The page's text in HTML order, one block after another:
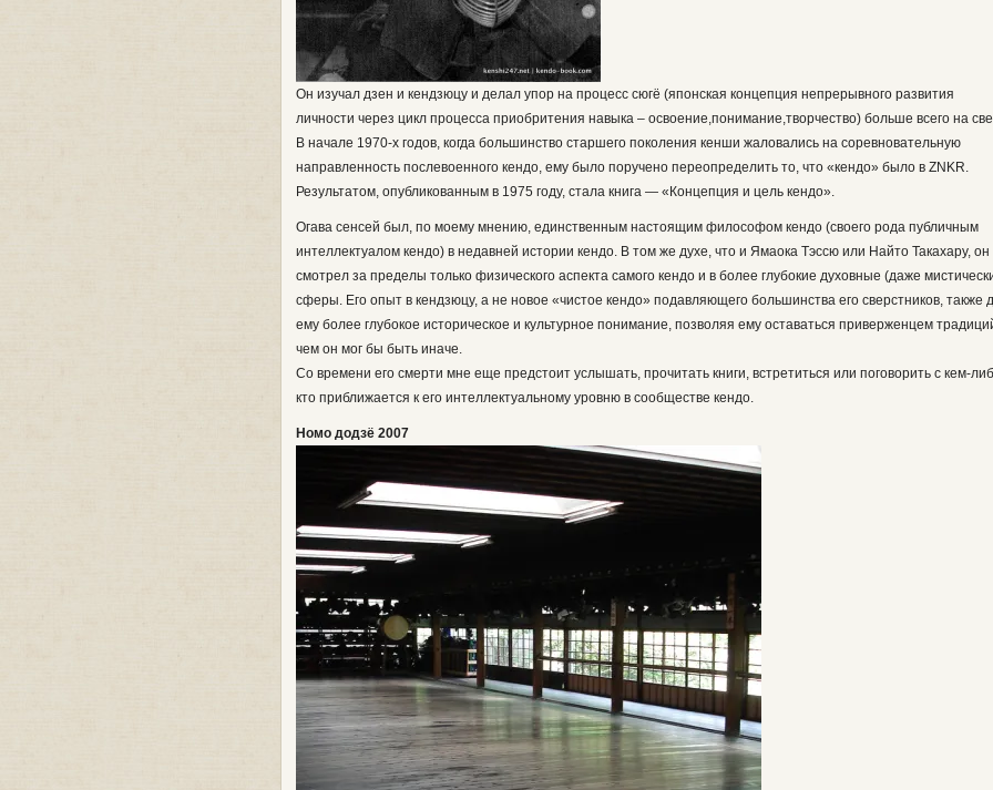
Он изучал дзен и кендзюцу и делал упор на процесс сюгё (японская концепция непрерывного развития
личности через цикл процесса приобритения навыка – освоение,понимание,творчество) больше всего на
В начале 1970-х годов, когда большинство старшего поколения кенши жаловались на соревновательную
направленность послевоенного кендо, ему было поручено переопределить то, что «кендо» было в ZNKR.
Результатом, опубликованным в 1975 году, стала книга — «Концепция и цель кендо».
Огава сенсей был, по моему мнению, единственным настоящим философом кендо (своего рода публичным
интеллектуалом кендо) в недавней истории кендо. В том же духе, что и Ямаока Тэссю или Найто Такахару, он
смотрел за пределы только физического аспекта самого кендо и в более глубокие духовные (даже
сферы. Его опыт в кендзюцу, а не новое «чистое кендо» подавляющего большинства его сверстников, также
ему более глубокое историческое и культурное понимание, позволяя ему оставаться приверженцем
чем он мог бы быть иначе.
Со времени его смерти мне еще предстоит услышать, прочитать книги, встретиться или поговорить с кем-
кто приближается к его интеллектуальному уровню в сообществе кендо.
Номо додзё 2007